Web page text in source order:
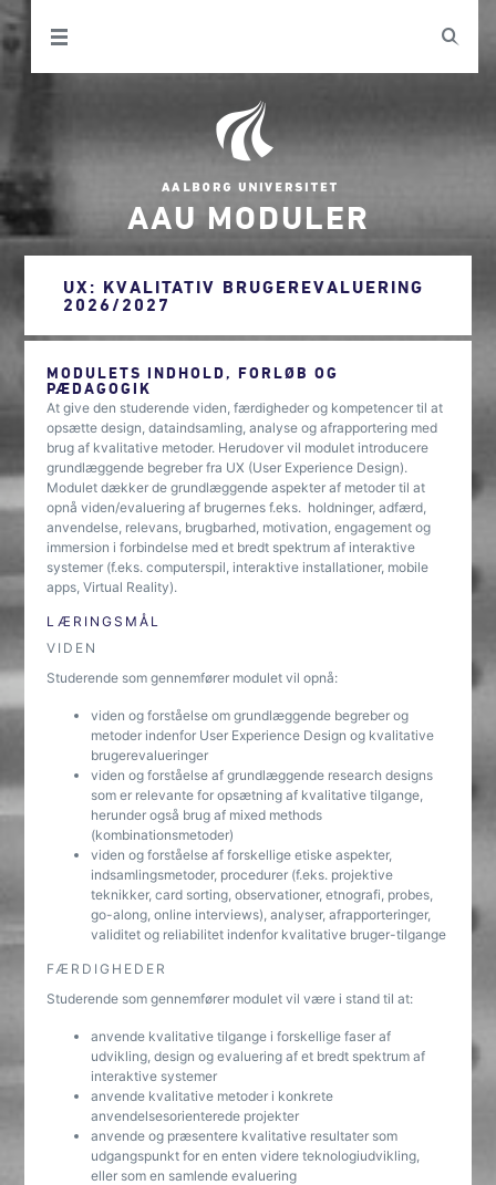
AAU MODULER
UX: KVALITATIV BRUGEREVALUERING
2026/2027
MODULETS INDHOLD, FORLØB OG
PÆDAGOGIK
At give den studerende viden, færdigheder og kompetencer til at
opsætte design, dataindsamling, analyse og afrapportering med
brug af kvalitative metoder. Herudover vil modulet introducere
grundlæggende begreber fra UX (User Experience Design).
Modulet dækker de grundlæggende aspekter af metoder til at
opnå viden/evaluering af brugernes f.eks. holdninger, adfærd,
anvendelse, relevans, brugbarhed, motivation, engagement og
immersion i forbindelse med et bredt spektrum af interaktive
systemer (f.eks. computerspil, interaktive installationer, mobile
apps, Virtual Reality).
LÆRINGSMÅL
VIDEN
Studerende som gennemfører modulet vil opnå:
viden og forståelse om grundlæggende begreber og
metoder indenfor User Experience Design og kvalitative
brugerevalueringer
viden og forståelse af grundlæggende research designs
som er relevante for opsætning af kvalitative tilgange,
herunder også brug af mixed methods
(kombinationsmetoder)
viden og forståelse af forskellige etiske aspekter,
indsamlingsmetoder, procedurer (f.eks. projektive
teknikker, card sorting, observationer, etnografi, probes,
go-along, online interviews), analyser, afrapporteringer,
validitet og reliabilitet indenfor kvalitative bruger-tilgange
FÆRDIGHEDER
Studerende som gennemfører modulet vil være i stand til at:
anvende kvalitative tilgange i forskellige faser af
udvikling, design og evaluering af et bredt spektrum af
interaktive systemer
anvende kvalitative metoder i konkrete
anvendelsesorienterede projekter
anvende og præsentere kvalitative resultater som
udgangspunkt for en enten videre teknologiudvikling,
eller som en samlende evaluering